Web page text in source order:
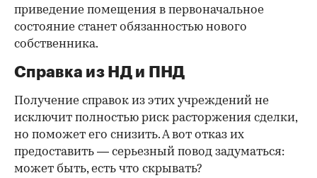
приведение помещения в первоначальное
состояние станет обязанностью нового
собственника.
Справка из НД и ПНД
Получение справок из этих учреждений не
исключит полностью риск расторжения сделки,
но поможет его снизить. А вот отказ их
предоставить — серьезный повод задуматься:
может быть, есть что скрывать?